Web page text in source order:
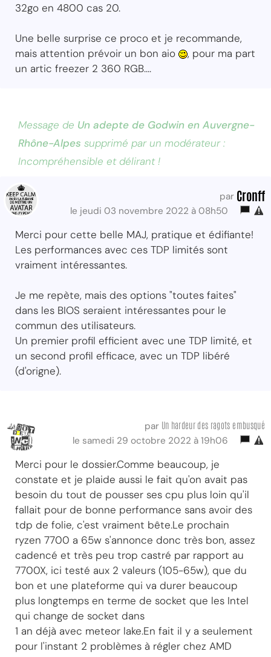
32go en 4800 cas 20.
Une belle surprise ce proco et je recommande,
mais attention prévoir un bon aio
, pour ma part
un artic freezer 2 360 RGB....
Message de Un adepte de Godwin en Auvergne-
Rhône-Alpes supprimé par un modérateur :
Incompréhensible et délirant !
par Cronff
le jeudi 03 novembre 2022 à 08h50
Merci pour cette belle MAJ, pratique et édifiante!
Les performances avec ces TDP limités sont
vraiment intéressantes.
Je me repète, mais des options "toutes faites"
dans les BIOS seraient intéressantes pour le
commun des utilisateurs.
Un premier profil efficient avec une TDP limité, et
un second profil efficace, avec un TDP libéré
(d'origne).
par Un hardeur des ragots embusqué
le samedi 29 octobre 2022 à 19h06
Merci pour le dossier.Comme beaucoup, je
constate et je plaide aussi le fait qu'on avait pas
besoin du tout de pousser ses cpu plus loin qu'il
fallait pour de bonne performance sans avoir des
tdp de folie, c'est vraiment bête.Le prochain
ryzen 7700 a 65w s'annonce donc très bon, assez
cadencé et très peu trop castré par rapport au
7700X, ici testé aux 2 valeurs (105-65w), que du
bon et une plateforme qui va durer beaucoup
plus longtemps en terme de socket que les Intel
qui change de socket dans
1 an déjà avec meteor lake.En fait il y a seulement
pour l'instant 2 problèmes à régler chez AMD